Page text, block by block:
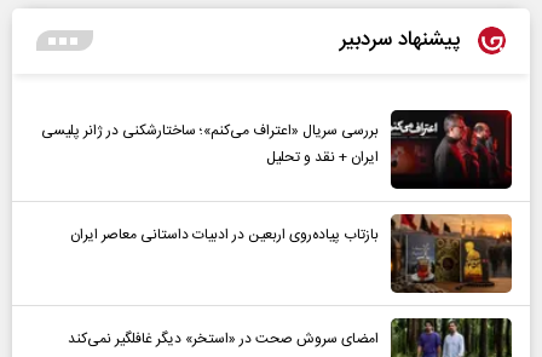
پیشنهاد سردبیر
بررسی سریال «اعتراف می‌کنم»؛ ساختارشکنی در ژانر پلیسی
ایران + نقد و تحلیل
بازتاب پیاده‌روی اربعین در ادبیات داستانی معاصر ایران
امضای سروش صحت در «استخر» دیگر غافلگیر نمی‌کند